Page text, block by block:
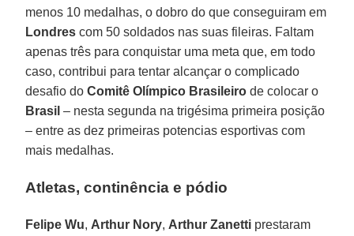
menos 10 medalhas, o dobro do que conseguiram em
Londres com 50 soldados nas suas fileiras. Faltam
apenas três para conquistar uma meta que, em todo
caso, contribui para tentar alcançar o complicado
desafio doComitê Olímpico Brasileiro de colocar o
Brasil – nesta segunda na trigésima primeira posição
– entre as dez primeiras potencias esportivas com
mais medalhas.
Atletas, continência e pódio
Felipe Wu, Arthur Nory, Arthur Zanetti prestaram